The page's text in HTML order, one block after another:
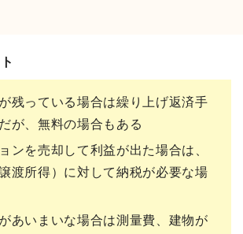
残っている場合は繰り上げ返済手
が、無料の場合もある
ンを売却して利益が出た場合は、
渡所得）に対して納税が必要な場
あいまいな場合は測量費、建物が